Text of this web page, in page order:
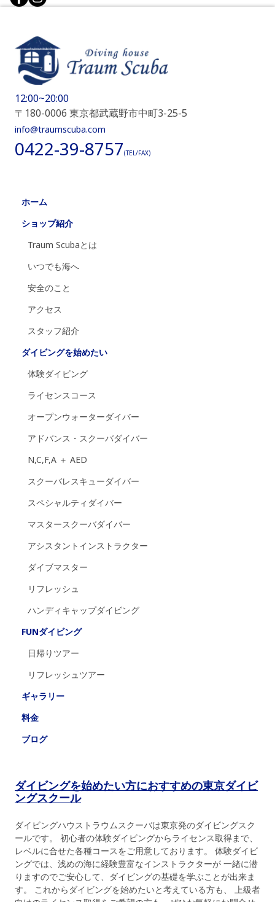
12:00~20:00
〒180-0006 東京都武蔵野市中町3-25-5
info@traumscuba.com
0422-39-8757(TEL/FAX)
ホーム
ショップ紹介
Traum Scubaとは
いつでも海へ
安全のこと
アクセス
スタッフ紹介
ダイビングを始めたい
体験ダイビング
ライセンスコース
オープンウォーターダイバー
アドバンス・スクーバダイバー
N,C,F,A ＋ AED
スクーバレスキューダイバー
スペシャルティダイバー
マスタースクーバダイバー
アシスタントインストラクター
ダイブマスター
リフレッシュ
ハンディキャップダイビング
FUNダイビング
日帰りツアー
リフレッシュツアー
ギャラリー
料金
ブログ
ダイビングを始めたい方におすすめの東京ダイビ
ングスクール
ダイビングハウストラウムスクーバは東京発のダイビングスク
ールです。 初心者の体験ダイビングからライセンス取得まで、
レベルに合せた各種コースをご用意しております。 体験ダイビ
ングでは、浅めの海に経験豊富なインストラクターが 一緒に潜
りますのでご安心して、ダイビングの基礎を学ぶことが出来ま
す。 これからダイビングを始めたいと考えている方も、 上級者